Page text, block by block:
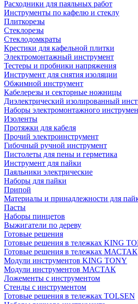
Расходники для паяльных работ
Инструменты по кафелю и стеклу
Плиткорезы
Стеклорезы
Стеклодомкраты
Крестики для кафельной плитки
Электромонтажный инструмент
Тестеры и пробники напряжения
Инструмент для снятия изоляции
Обжимной инструмент
Кабелерезы и секторные ножницы
Диэлектрический изолированный
Наборы электромонтажного
Изоленты
Протяжки для кабеля
Прочий электроинструмент
Гибочный ручной инструмент
Пистолеты для пены и герметика
Инструмент для пайки
Паяльники электрические
Наборы для пайки
Припой
Материалы и принадлежности для
Пасты
Наборы пинцетов
Выжигатели по дереву
Готовые решения
Готовые решения в тележках KING
Готовые решения в тележках МАСТАК
Модули инструментов KING TONY
Модули инструментов МАСТАК
Ложементы с инструментом
Стенды с инструментом
Готовые решения в тележках TOLSEN